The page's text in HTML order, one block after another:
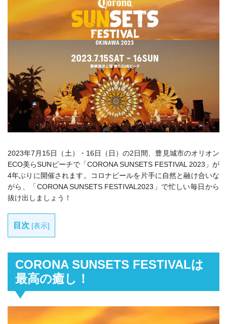
2023年7月15日（土）・16日（日）の2日間、豊見城市のオリオン
ECO美らSUNビーチで「CORONA SUNSETS FESTIVAL 2023」が
4年ぶりに開催されます。
コロナビールを片手に自然と融け合いな
がら、
「CORONA SUNSETS FESTIVAL2023」で忙しい毎日から
抜け出しましょう！
目次 [表示]
CORONA SUNSETS FESTIVALは
最高の癒し！